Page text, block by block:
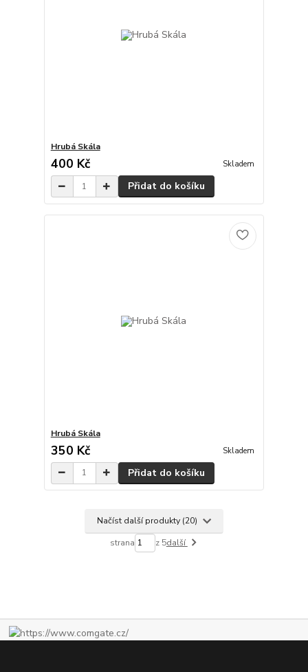
Hrubá Skála
400 Kč Skladem
Přidat do košíku
Hrubá Skála
350 Kč Skladem
Přidat do košíku
Načíst další produkty (20)
strana z 5další